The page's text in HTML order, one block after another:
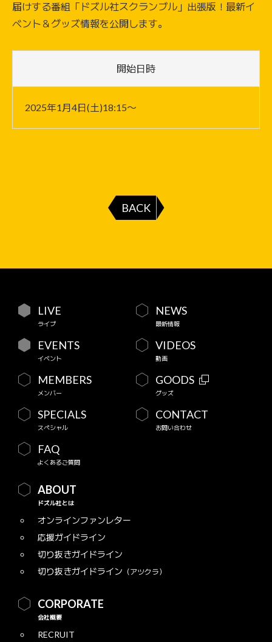
届けする番組「ドズル社スクランブル」出張版！最新イ
ベント＆グッズ情報を公開します。
開始日時
2025年1月4日(土)18:15〜
BACK
LIVE
ライブ
NEWS
最新情報
EVENTS
イベント
VIDEOS
動画
MEMBERS
メンバー
GOODS
グッズ
SPECIALS
スペシャル
CONTACT
お問い合わせ
FAQ
よくあるご質問
ABOUT
ドズル社とは
オンラインファンレター
応援ガイドライン
切り抜きガイドライン
切り抜きガイドライン （アツクラ）
CORPORATE
会社概要
RECRUIT